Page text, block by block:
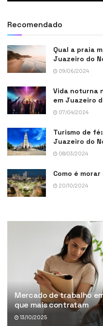
Recomendado
Qual a praia
Juazeiro do
09/06/2024
Vida noturna
em Juazeiro
07/04/2024
Turismo de
Juazeiro do
08/03/2024
Como é
20/10/2024
Mercado de trabalho
que mais contratam
13/10/2025